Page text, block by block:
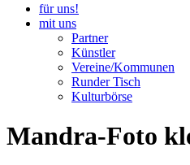
für uns!
mit uns
Partner
Künstler
Vereine/Kommunen
Runder Tisch
Kulturbörse
Mandra-Foto